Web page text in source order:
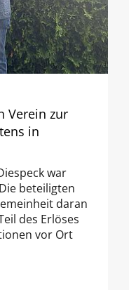
Verein zur
in
war
beteiligten
daran
des Erlöses
vor Ort